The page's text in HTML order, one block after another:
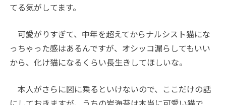
てる気がしてます。
可愛がりすぎて、中年を超えてからナルシスト猫にな
っちゃった感はあるんですが、オシッコ漏らしてもいい
から、化け猫になるくらい長生きしてほしいな。
本人がさらに図に乗るといけないので、ここだけの話